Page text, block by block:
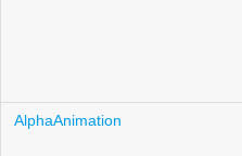
AlphaAnimation